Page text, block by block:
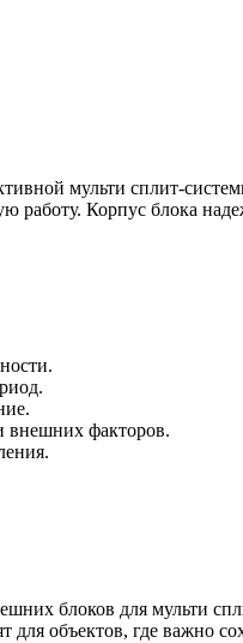
мульти сплит-
работу. Корпус блока
внешних факторов.
блоков для мульти
объектов, где важно